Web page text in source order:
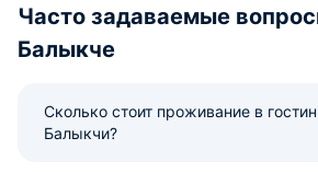
Часто задаваемые
Балыкче
Сколько стоит проживание в
Балыкчи?